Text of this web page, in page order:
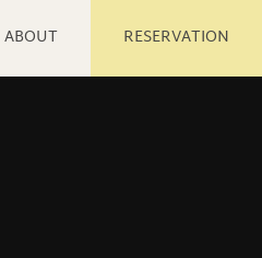
ABOUT RESERVATION